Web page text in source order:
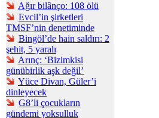
Ağır bilânço: 108 ölü
Evcil’in şirketleri
TMSF’nin denetiminde
Bingöl’de hain saldırı: 2
şehit, 5 yaralı
Arınç: ‘Bizimkisi
günübirlik aşk değil’
Yüce Divan, Güler’i
dinleyecek
G8’li çocukların
gündemi yoksulluk